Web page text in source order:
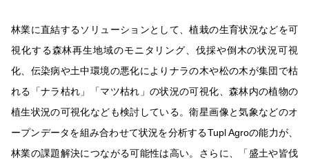
林業に直結するソリューションとして、植栽の生育状況などを可
視化する森林再生地域のモニタリング、伐採や倒木の状況可視
化、伝染病や土中環境の悪化によりナラの木や松の木が集団で枯
れる「ナラ枯れ」「マツ枯れ」の状況の可視化、森林内の植物の
植生状況の可視化なども検討している。衛星画像と気象などのオ
ープンデータを組み合わせて状況を分析するTupl Agroの能力が、
林業の課題解決につながる可能性は高い。さらに、「盛土や皆伐